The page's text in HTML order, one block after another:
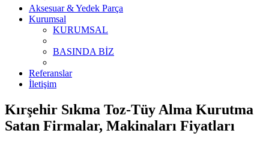
Aksesuar & Yedek Parça
Kurumsal
KURUMSAL
BASINDA BİZ
Referanslar
İletişim
Kırşehir Sıkma Toz-Tüy Alma Kurutma
Satan Firmalar, Makinaları Fiyatları